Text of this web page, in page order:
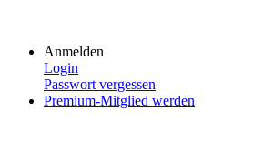
Anmelden
Login
Passwort vergessen
Premium-Mitglied werden